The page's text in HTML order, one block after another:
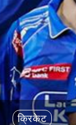
क्रिकेट